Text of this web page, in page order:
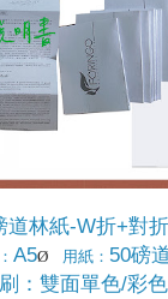
道林紙-W折+對
A5Ø 用紙： 50磅
雙面單色/彩色